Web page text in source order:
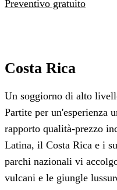
Preventivo gratuito
Costa Rica
Un soggiorno di alto
Partite per un'esperienza
rapporto qualità-prezzo
Latina, il Costa Rica e i
parchi nazionali vi
vulcani e le giungle